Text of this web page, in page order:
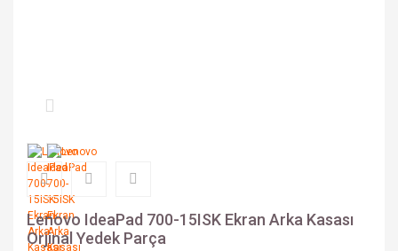
Lenovo IdeaPad 700-15ISK Ekran Arka Kasası
Orjinal Yedek Parça